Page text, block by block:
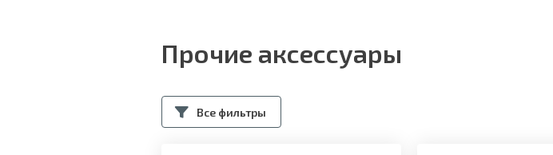
Прочие аксессуары
Все фильтры